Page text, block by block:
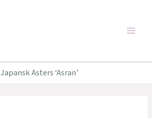
Japansk Asters ‘Asran’